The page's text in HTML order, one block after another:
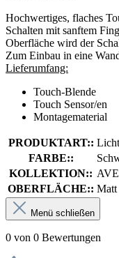
Hochwertiges, flaches
Schalten mit sanftem
Oberfläche wird der
Zum Einbau in eine
Lieferumfang:
Touch-Blende
Touch Sensor/en
Montagematerial
PRODUKTART::
FARBE::
KOLLEKTION::
OBERFLÄCHE:: Matt
Menü schließen
0 von 0 Bewertungen